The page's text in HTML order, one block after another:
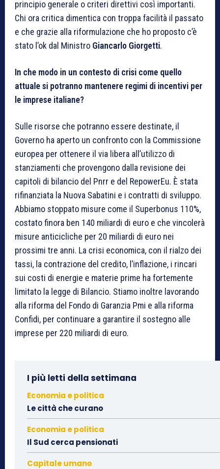
principio generale o criteri direttivi così importanti.
Chi ora critica dimentica con troppa facilità il passato
e che grazie alla riformulazione che ho proposto c’è
stato l’ok dal Ministro Giancarlo Giorgetti.
In che modo in un contesto di crisi come quello
attuale si potranno mantenere regimi di incentivi per
le imprese italiane?
Sulle risorse che potranno essere destinate, il
Governo ha aperto un confronto con la Commissione
europea per ottenere il via libera all’utilizzo di
stanziamenti che provengono dalla revisione dei
capitoli di bilancio del Pnrr e del RepowerEu. È stata
rifinanziata la Nuova Sabatini e i contratti di sviluppo.
Abbiamo stoppato misure come il Superbonus 110%,
costato finora ben 140 miliardi di euro e che vincolerà
misure anticicliche per 20 miliardi di euro nei
prossimi tre anni. La crisi economica, con il rialzo dei
tassi, la contrazione del credito, l’inflazione, i rincari
sui costi di energie e materie prime ha fortemente
limitato la legge di Bilancio. Stiamo inoltre lavorando
alla riforma del Fondo di Garanzia Pmi e alla riforma
Confidi, per continuare a garantire il sostegno alle
imprese per 220 miliardi di euro.
I più letti della settimana
Economia e politica
Le città che curano
Economia e politica
Il Sud cerca pensionati
Capitale umano